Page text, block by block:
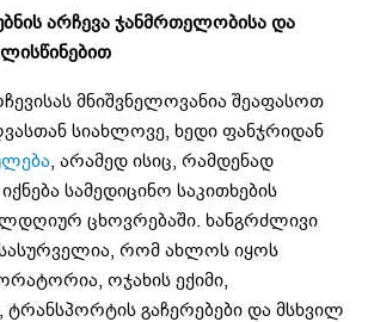
არჩევა ჯანმრთელობისა და
მნიშვნელოვანია შეაფასოთ
სიახლოვე, ხედი ფანჯრიდან
, არამედ ისიც, რამდენად
სამედიცინო საკითხების
ცხოვრებაში. ხანგრძლივი
რომ ახლოს იყოს
ოჯახის ექიმი,
გაჩერებები და მსხვილ